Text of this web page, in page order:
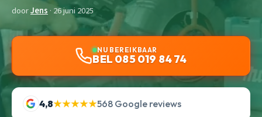
doorJens · 26 juni 2025
NU BEREIKBAAR
BEL 085 019 84 74
4,8★★★★★568 Google reviews